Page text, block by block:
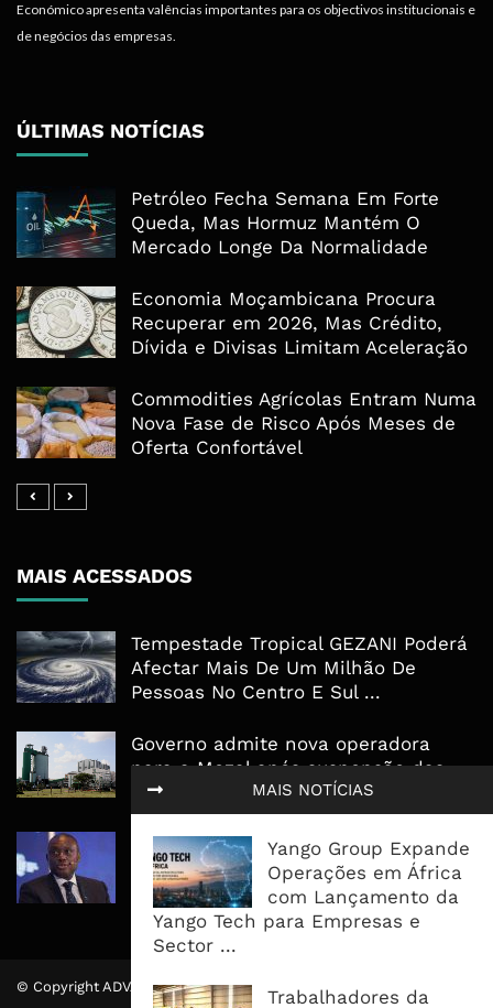
MAIS NOTÍCIAS
Yango Group Expande
Operações em África
com Lançamento da
Yango Tech para Empresas e
Sector ...
Trabalhadores da
Económico apresenta valências importantes para os objectivos institucionais e
de negócios das empresas.
ÚLTIMAS NOTÍCIAS
Petróleo Fecha Semana Em Forte
Queda, Mas Hormuz Mantém O
Mercado Longe Da Normalidade
Economia Moçambicana Procura
Recuperar em 2026, Mas Crédito,
Dívida e Divisas Limitam Aceleração
Commodities Agrícolas Entram Numa
Nova Fase de Risco Após Meses de
Oferta Confortável
MAIS ACESSADOS
Tempestade Tropical GEZANI Poderá
Afectar Mais De Um Milhão De
Pessoas No Centro E Sul ...
Governo admite nova operadora
para a Mozal após suspensão das
operações
CEO do Standard Bank pede ao
Governo que “saia do caminho” e
facilite os negócios
© Copyright ADVALUE. Todos Direitos Reservados.